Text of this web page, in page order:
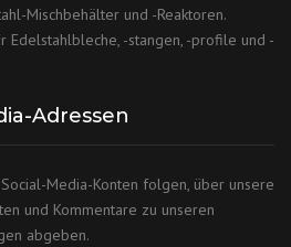
Mischbehälter und -Reaktoren.
Edelstahlbleche, -stangen, -profile und -
Adressen
Media-Konten folgen, über unsere
und Kommentare zu unseren
abgeben.